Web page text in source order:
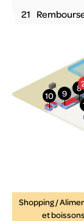
21
Shopping /
et boissons